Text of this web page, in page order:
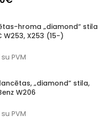
hroma „diamond“ stila
W253, X253 (15-)
su PVM
„diamond” stila,
W206
su PVM